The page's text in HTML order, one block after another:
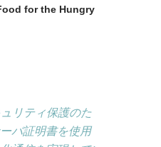
for the Hungry
リティ保護のた
バ証明書を使用